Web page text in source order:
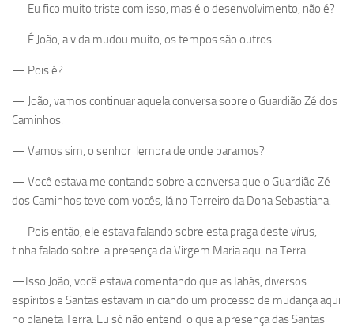
— Eu fico muito triste com isso, mas é o desenvolvimento, não é?
— É João, a vida mudou muito, os tempos são outros.
— Pois é?
— João, vamos continuar aquela conversa sobre o Guardião Zé dos
Caminhos.
— Vamos sim, o senhor lembra de onde paramos?
— Você estava me contando sobre a conversa que o Guardião Zé
dos Caminhos teve com vocês, lá no Terreiro da Dona Sebastiana.
— Pois então, ele estava falando sobre esta praga deste vírus,
tinha falado sobre a presença da Virgem Maria aqui na Terra.
—Isso João, você estava comentando que as Iabás, diversos
espíritos e Santas estavam iniciando um processo de mudança aqui
no planeta Terra. Eu só não entendi o que a presença das Santas